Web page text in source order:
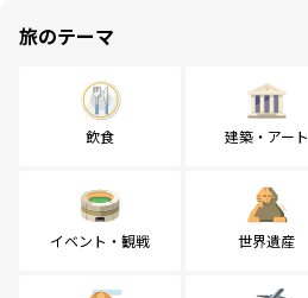
旅のテーマ
飲食 建築・アート
イベント・観戦 世界遺産